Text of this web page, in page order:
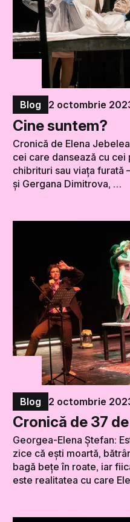
Blog 2 octombrie
Cine suntem?
Cronică de Elena
cei care dansează cu
chibrituri sau viața furată
și Gergana Dimitrova, …
Blog 2 octombrie
Cronică de 37
Georgea-Elena Ștefan:
zice că ești moartă,
bagă bețe în roate, iar
este realitatea cu care